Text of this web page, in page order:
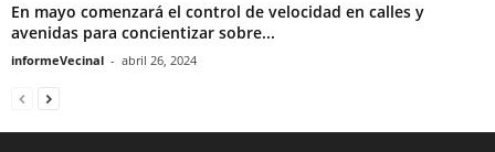
En mayo comenzará el control de velocidad en calles y
avenidas para concientizar sobre...
informeVecinal - abril 26, 2024